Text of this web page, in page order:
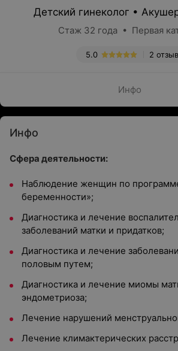
Детский гинеколог •
Стаж 32 года • Первая
2
5.0
Инфо
Инфо
Сфера деятельности:
Наблюдение женщин по
беременности»;
Диагностика и лечение
заболеваний матки и придатков;
Диагностика и лечение
половым путем;
Диагностика и лечение миомы
эндометриоза;
Лечение нарушений
Лечение климактерических